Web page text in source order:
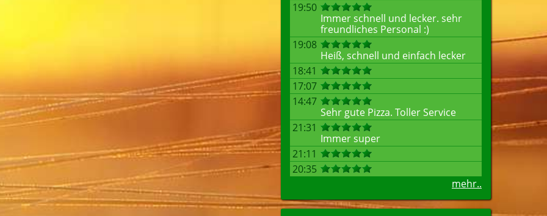
19:50
Immer schnell und lecker. sehr
freundliches Personal :)
19:08
Heiß, schnell und einfach lecker
18:41
17:07
14:47
Sehr gute Pizza. Toller Service
21:31
Immer super
21:11
20:35
mehr..